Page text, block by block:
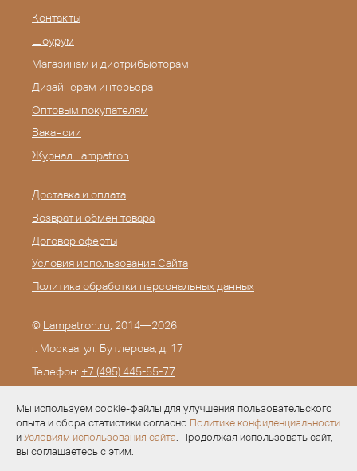
Мы используем cookie-файлы для улучшения пользовательского
опыта и сбора статистики согласно Политике конфиденциальности
и Условиям использования сайта. Продолжая использовать сайт,
вы соглашаетесь с этим.
Контакты
Шоурум
Магазинам и дистрибьюторам
Дизайнерам интерьера
Оптовым покупателям
Вакансии
Журнал Lampatron
Доставка и оплата
Возврат и обмен товара
Договор оферты
Условия использования Сайта
Политика обработки персональных данных
© Lampatron.ru , 2014—2026
г. Москва. ул. Бутлерова, д. 17
Телефон: +7 (495) 445-55-77
Разработка —Evid.ru